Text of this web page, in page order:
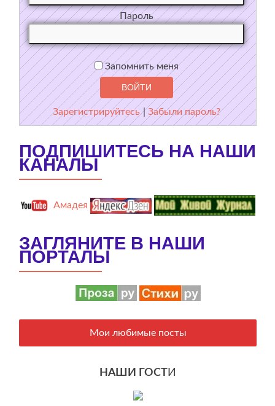
Пароль
Запомнить меня
Зарегистрируйтесь |Забыли пароль?
ПОДПИШИТЕСЬ НА НАШИ
КАНАЛЫ
Амадея
ЗАГЛЯНИТЕ В НАШИ
ПОРТАЛЫ
Мои любимые посты
НАШИ ГОСТИ